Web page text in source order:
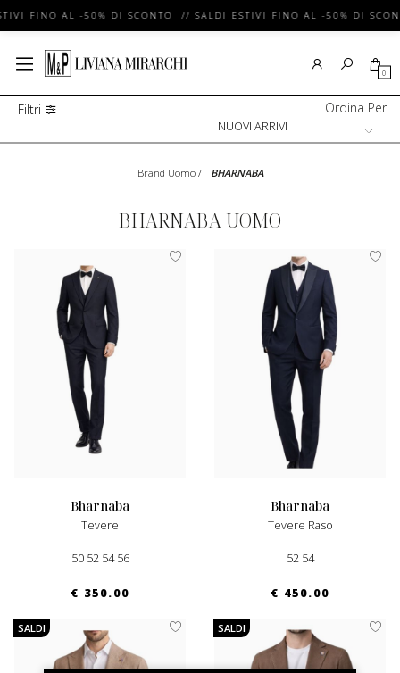
FINO AL -50% DI SCONTO // SALDI ESTIVI FINO AL -50% DI
0
Filtri Ordina Per
Brand Uomo/ BHARNABA
BHARNABA UOMO
bharnaba
Tevere
50 52 54 56
€ 350.00
bharnaba
Tevere Raso
52 54
€ 450.00
SALDI SALDI